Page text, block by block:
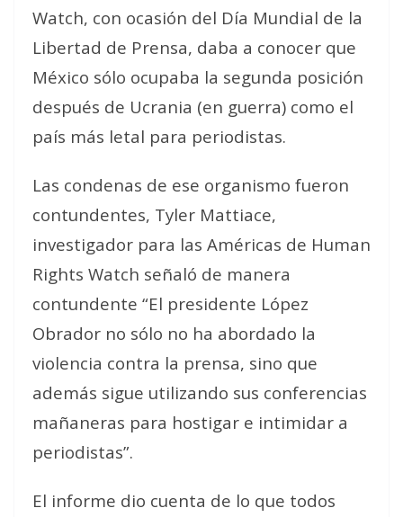
Watch, con ocasión del Día Mundial de la
Libertad de Prensa, daba a conocer que
México sólo ocupaba la segunda posición
después de Ucrania (en guerra) como el
país más letal para periodistas.
Las condenas de ese organismo fueron
contundentes, Tyler Mattiace,
investigador para las Américas de Human
Rights Watch señaló de manera
contundente “El presidente López
Obrador no sólo no ha abordado la
violencia contra la prensa, sino que
además sigue utilizando sus conferencias
mañaneras para hostigar e intimidar a
periodistas”.
El informe dio cuenta de lo que todos